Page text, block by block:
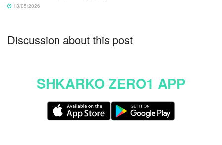
13/05/2026
Discussion about this post
SHKARKO ZERO1 APP